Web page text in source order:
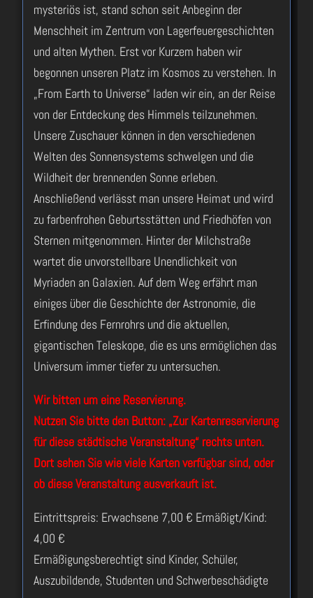
mysteriös ist, stand schon seit Anbeginn der
Menschheit im Zentrum von Lagerfeuergeschichten
und alten Mythen. Erst vor Kurzem haben wir
begonnen unseren Platz im Kosmos zu verstehen. In
„From Earth to Universe“ laden wir ein, an der Reise
von der Entdeckung des Himmels teilzunehmen.
Unsere Zuschauer können in den verschiedenen
Welten des Sonnensystems schwelgen und die
Wildheit der brennenden Sonne erleben.
Anschließend verlässt man unsere Heimat und wird
zu farbenfrohen Geburtsstätten und Friedhöfen von
Sternen mitgenommen. Hinter der Milchstraße
wartet die unvorstellbare Unendlichkeit von
Myriaden an Galaxien. Auf dem Weg erfährt man
einiges über die Geschichte der Astronomie, die
Erfindung des Fernrohrs und die aktuellen,
gigantischen Teleskope, die es uns ermöglichen das
Universum immer tiefer zu untersuchen.
Wir bitten um eine Reservierung.
Nutzen Sie bitte den Button: „Zur Kartenreservierung
für diese städtische Veranstaltung“ rechts unten.
Dort sehen Sie wie viele Karten verfügbar sind, oder
ob diese Veranstaltung ausverkauft ist.
Eintrittspreis: Erwachsene 7,00 € Ermäßigt/Kind:
4,00 €
Ermäßigungsberechtigt sind Kinder, Schüler,
Auszubildende, Studenten und Schwerbeschädigte